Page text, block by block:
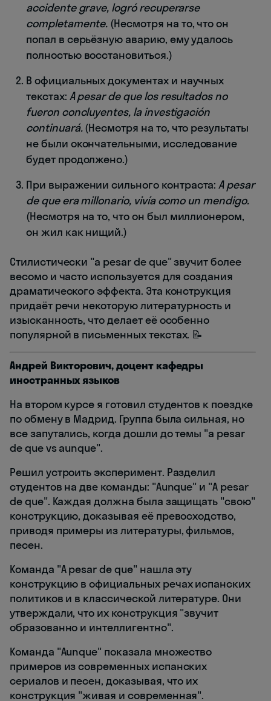
accidente grave, logró recuperarse
completamente. (Несмотря на то, что он
попал в серьёзную аварию, ему удалось
полностью восстановиться.)
В официальных документах и научных
текстах: A pesar de que los resultados no
fueron concluyentes, la investigación
continuará.(Несмотря на то, что результаты
не были окончательными, исследование
будет продолжено.)
При выражении сильного контраста:A pesar
de que era millonario, vivía como un mendigo.
(Несмотря на то, что он был миллионером,
он жил как нищий.)
Стилистически "a pesar de que" звучит более
весомо и часто используется для создания
драматического эффекта. Эта конструкция
придаёт речи некоторую литературность и
изысканность, что делает её особенно
популярной в письменных текстах. 📝
Андрей Викторович, доцент кафедры
иностранных языков
На втором курсе я готовил студентов к поездке
по обмену в Мадрид. Группа была сильная, но
все запутались, когда дошли до темы "a pesar
de que vs aunque".
Решил устроить эксперимент. Разделил
студентов на две команды: "Aunque" и "A pesar
de que". Каждая должна была защищать "свою"
конструкцию, доказывая её превосходство,
приводя примеры из литературы, фильмов,
песен.
Команда "A pesar de que" нашла эту
конструкцию в официальных речах испанских
политиков и в классической литературе. Они
утверждали, что их конструкция "звучит
образованно и интеллигентно".
Команда "Aunque" показала множество
примеров из современных испанских
сериалов и песен, доказывая, что их
конструкция "живая и современная".